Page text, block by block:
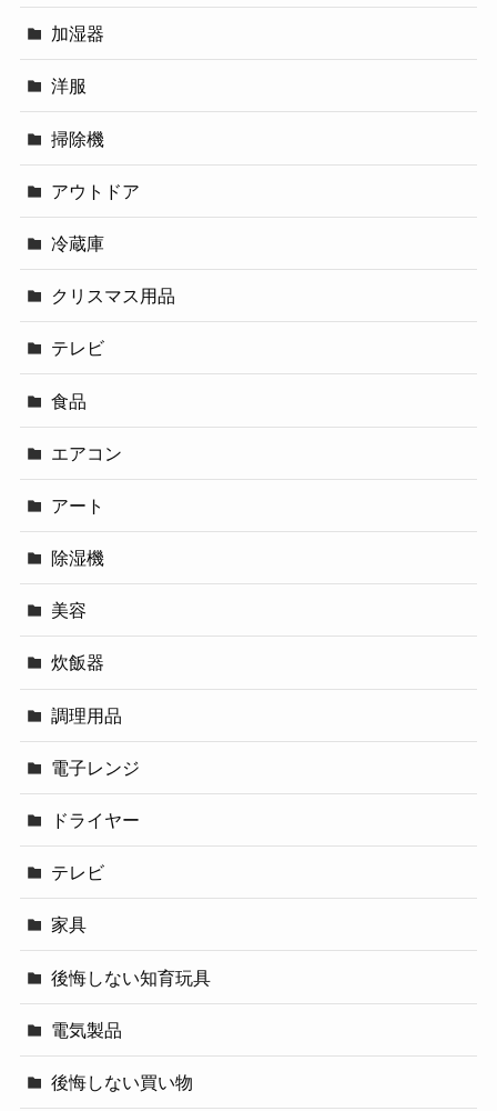
加湿器
洋服
掃除機
アウトドア
冷蔵庫
クリスマス用品
テレビ
食品
エアコン
アート
除湿機
美容
炊飯器
調理用品
電子レンジ
ドライヤー
テレビ
家具
後悔しない知育玩具
電気製品
後悔しない買い物